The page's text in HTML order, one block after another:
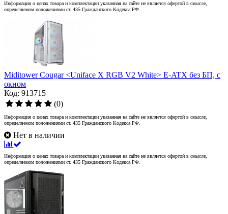
Информация о ценах товара и комплектации указанная на сайте не является офертой в смысле,
определяемом положениями ст. 435 Гражданского Кодекса РФ.
Miditower Cougar <Uniface X RGB V2 White> E-ATX без БП, с
окном
Код: 913715
(0)
Информация о ценах товара и комплектации указанная на сайте не является офертой в смысле,
определяемом положениями ст. 435 Гражданского Кодекса РФ.
Нет в наличии
Информация о ценах товара и комплектации указанная на сайте не является офертой в смысле,
определяемом положениями ст. 435 Гражданского Кодекса РФ.